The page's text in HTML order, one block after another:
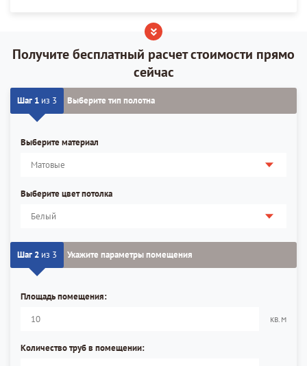
Получите бесплатный расчет стоимости прямо
сейчас
Шаг 1 из 3 Выберите тип полотна
Выберите материал
Выберите цвет потолка
Шаг 2 из 3 Укажите параметры помещения
Площадь помещения:
кв.м
Количество труб в помещении: